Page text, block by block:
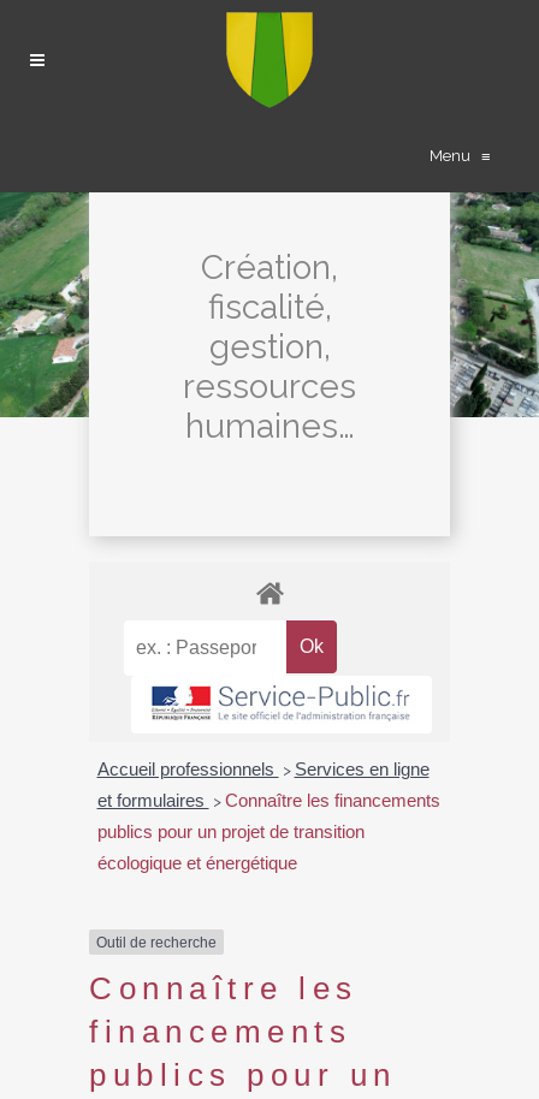
Menu ≡
Création,
fiscalité,
gestion,
ressources
humaines…
Accueil professionnels > Services en ligne
et formulaires > Connaître les financements
publics pour un projet de transition
écologique et énergétique
Outil de recherche
Connaître les
financements
publics pour un